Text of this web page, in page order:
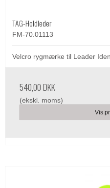
TAG-Holdleder
FM-70.01113
Velcro rygmærke til Leader
540,00 DKK
(ekskl. moms)
Vis